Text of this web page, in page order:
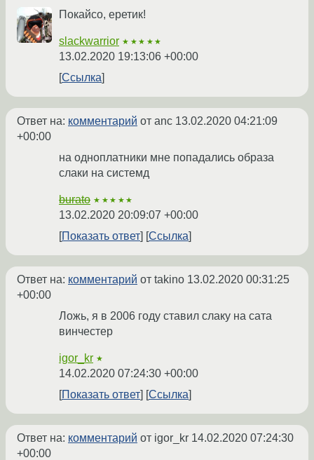
Покайсо, еретик!
slackwarrior ★★★★★
13.02.2020 19:13:06 +00:00
Ссылка
Ответ на: комментарий от anc 13.02.2020 04:21:09
+00:00
на одноплатники мне попадались образа
слаки на системд
burato ★★★★★
13.02.2020 20:09:07 +00:00
Показать ответ
Ссылка
Ответ на: комментарий от takino 13.02.2020 00:31:25
+00:00
Ложь, я в 2006 году ставил слаку на сата
винчестер
igor_kr ★
14.02.2020 07:24:30 +00:00
Показать ответ
Ссылка
Ответ на: комментарий от igor_kr 14.02.2020 07:24:30
+00:00